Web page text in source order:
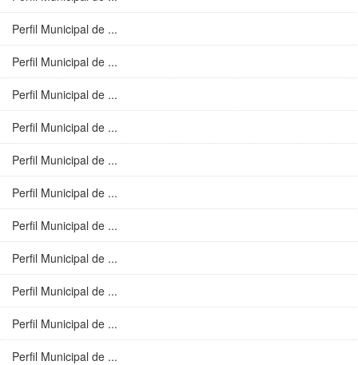
Perfil Municipal de ...
Perfil Municipal de ...
Perfil Municipal de ...
Perfil Municipal de ...
Perfil Municipal de ...
Perfil Municipal de ...
Perfil Municipal de ...
Perfil Municipal de ...
Perfil Municipal de ...
Perfil Municipal de ...
Perfil Municipal de ...